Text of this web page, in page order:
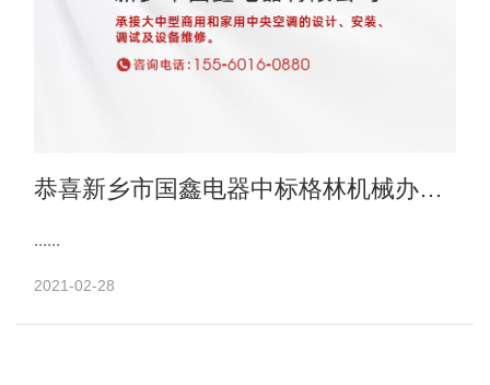
恭喜新乡市国鑫电器中标格林机械办公
......
2021-02-28